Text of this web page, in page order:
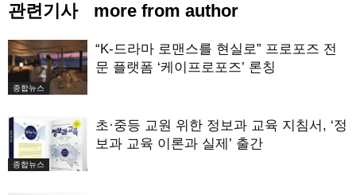
관련기사 more from author
종합뉴스
“K-드라마 로맨스를 현실로” 프로포즈 전
문 플랫폼 ‘케이프로포즈’ 론칭
종합뉴스
초·중등 교원 위한 정보과 교육 지침서, ‘정
보과 교육 이론과 실제’ 출간